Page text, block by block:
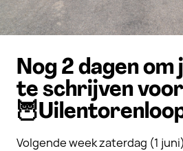
Nog 2 dagen om
te schrijven
Volgende week zaterdag (1